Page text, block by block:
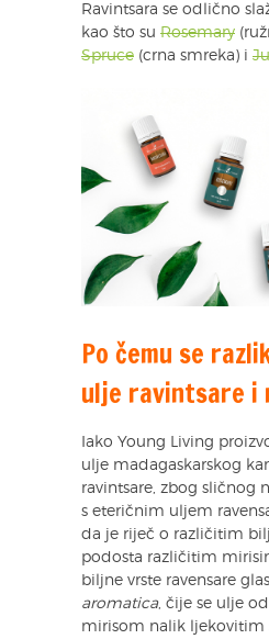
Ravintsara se odlično
kao što su Rosemary
Spruce (crna smreka) i
Po čemu se
ulje ravintsare i
Iako Young Living
ulje madagaskarskog
ravintsare, zbog sličnog
s eteričnim uljem
da je riječ o različitim
podosta različitim
biljne vrste ravensare
aromatica, čije se ulje
mirisom nalik ljekovitim